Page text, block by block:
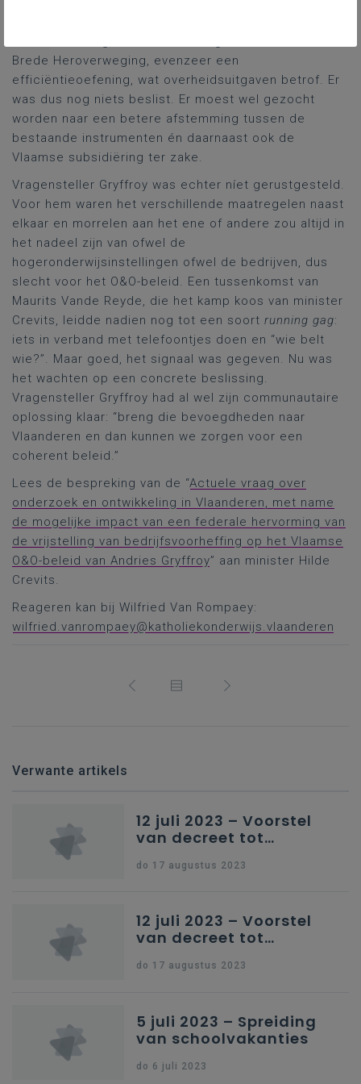
Brede Heroverweging, evenzeer een
efficiëntieoefening, wat overheidsuitgaven betrof. Er
was dus nog niets beslist. Er moest wel gezocht
worden naar een betere afstemming tussen de
bestaande instrumenten én daarnaast ook de
Vlaamse subsidiëring ter zake.
Vragensteller Gryffroy was echter níet gerustgesteld.
Voor hem waren het verschillende maatregelen naast
elkaar en morrelen aan het ene of andere zou altijd in
het nadeel zijn van ofwel de
hogeronderwijsinstellingen ofwel de bedrijven, dus
slecht voor het O&O-beleid. Een tussenkomst van
Maurits Vande Reyde, die het kamp koos van minister
Crevits, leidde nadien nog tot een soort running gag:
iets in verband met telefoontjes doen en “wie belt
wie?”. Maar goed, het signaal was gegeven. Nu was
het wachten op een concrete beslissing.
Vragensteller Gryffroy had al wel zijn communautaire
oplossing klaar: “breng die bevoegdheden naar
Vlaanderen en dan kunnen we zorgen voor een
coherent beleid.”
Lees de bespreking van de “Actuele vraag over
onderzoek en ontwikkeling in Vlaanderen, met name
de mogelijke impact van een federale hervorming van
de vrijstelling van bedrijfsvoorheffing op het Vlaamse
O&O-beleid van Andries Gryffroy” aan minister Hilde
Crevits.
Reageren kan bij Wilfried Van Rompaey:
wilfried.vanrompaey@katholiekonderwijs.vlaanderen
Verwante artikels
12 juli 2023 – Voorstel
van decreet tot
Secundair Onderwijs
Onderwijs van 11
oktober 2013, wat de
opleiding
Basisverpleegkunde
do 17 augustus 2023
12 juli 2023 – Voorstel
van decreet tot
maatregelen over het
do 17 augustus 2023
5 juli 2023 – Spreiding
van schoolvakanties
do 6 juli 2023